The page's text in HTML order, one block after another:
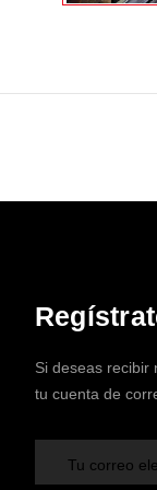
Si deseas recibir
tu cuenta de